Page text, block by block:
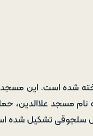
با کاربردهای مختلف به نام مسجد
سلجوقی تشکیل شده